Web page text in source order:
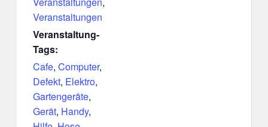
Veranstaltungen
Veranstaltung-
Tags:
Cafe, Computer,
Defekt, Elektro,
Gartengeräte,
Gerät, Handy,